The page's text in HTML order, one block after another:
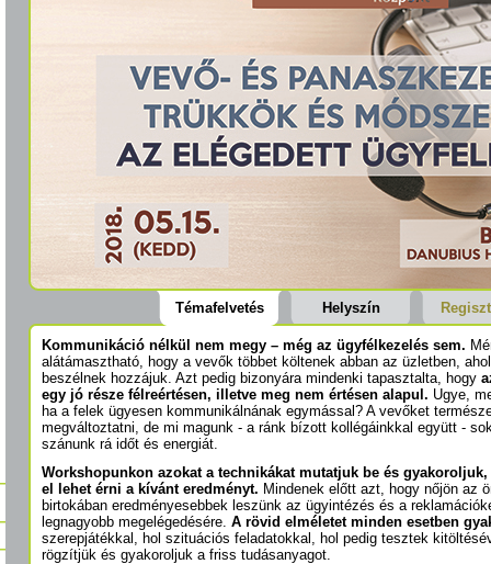
Témafelvetés Helyszín
Kommunikáció nélkül nem megy – még az ügyfélkezelés sem.
alátámasztható, hogy a vevők többet költenek abban az üzletben,
beszélnek hozzájuk. Azt pedig bizonyára mindenki tapasztalta, hogy
egy jó része félreértésen, illetve meg nem értésen alapul. Ugye,
ha a felek ügyesen kommunikálnának egymással? A vevőket
megváltoztatni, de mi magunk - a ránk bízott kollégáinkkal együtt -
szánunk rá időt és energiát.
Workshopunkon azokat a technikákat mutatjuk be és
el lehet érni a kívánt eredményt. Mindenek előtt azt, hogy nőjön az
birtokában eredményesebbek leszünk az ügyintézés és a
legnagyobb megelégedésére. A rövid elméletet minden esetben
szerepjátékkal, hol szituációs feladatokkal, hol pedig tesztek
rögzítjük és gyakoroljuk a friss tudásanyagot.